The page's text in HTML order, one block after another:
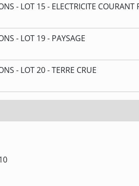
- LOT 15 - ELECTRICITE COURANT
- LOT 19 - PAYSAGE
- LOT 20 - TERRE CRUE